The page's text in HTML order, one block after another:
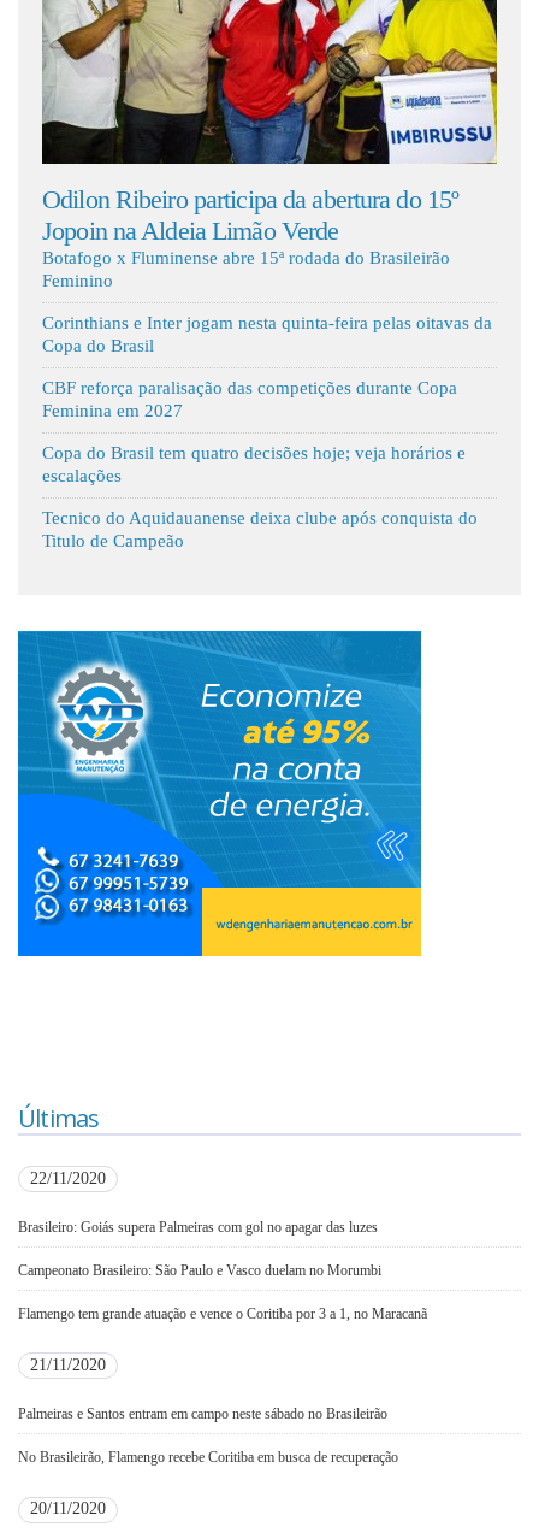
Fale Conosco
Ribeiro participa da abertura do 15º
na Aldeia Limão Verde
Botafogo x Fluminense abre 15ª rodada do Brasileirão
Feminino
Corinthians e Inter jogam nesta quinta-feira pelas oitavas da
Copa do Brasil
CBF reforça paralisação das competições durante Copa
Feminina em 2027
Copa do Brasil tem quatro decisões hoje; veja horários e
escalações
Tecnico do Aquidauanense deixa clube após conquista do
Titulo de Campeão
Últimas
22/11/2020
Brasileiro: Goiás supera Palmeiras com gol no apagar das luzes
Campeonato Brasileiro: São Paulo e Vasco duelam no Morumbi
Flamengo tem grande atuação e vence o Coritiba por 3 a 1, no Maracanã
21/11/2020
Palmeiras e Santos entram em campo neste sábado no Brasileirão
No Brasileirão, Flamengo recebe Coritiba em busca de recuperação
20/11/2020